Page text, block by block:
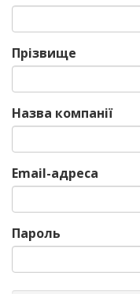
Прізвище
Назва компанії
Email-адреса
Пароль